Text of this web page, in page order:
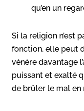
qu’en un
Si la religion n’est
fonction, elle peut
vénère davantage
puissant et exalté
de brûler le mal en